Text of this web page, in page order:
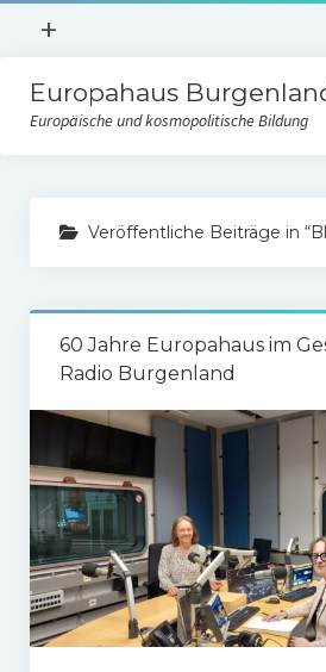
Menü
+
Kooperationspartner von SÜDWIND
Austrian Development Agency
Erwachsenenbildung im Land
Europahaus
Europäische und kosmopolitische Bildung
Bibliothek
Film-Streaming
WELT(GE)WISSEN
Ausstellungen
Garten
Angebote
Termine/Veranstaltungen
Veröffentliche Beiträge in
60 Jahre Europahaus im
Radio Burgenland